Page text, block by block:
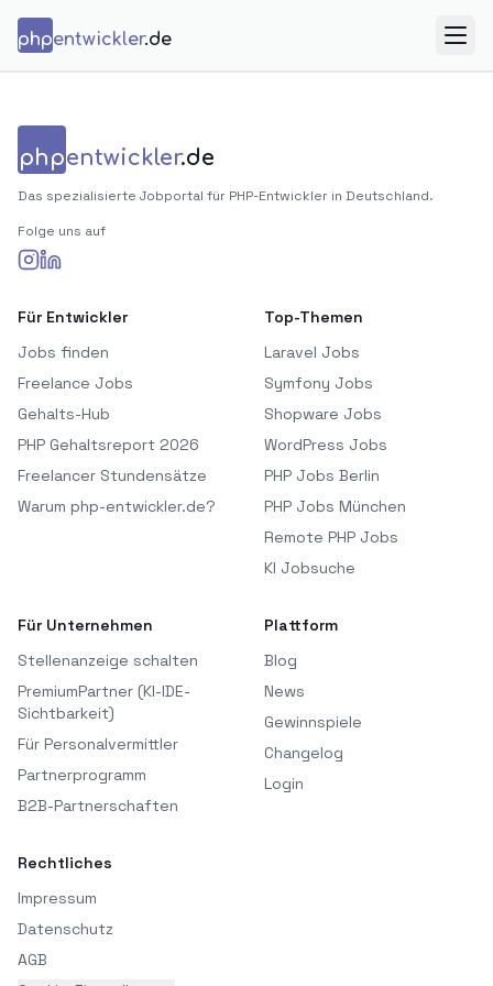
phpentwickler.de
phpentwickler.de
Das spezialisierte Jobportal für PHP-Entwickler in Deutschland.
Folge uns auf
Für Entwickler
Jobs finden
Freelance Jobs
Gehalts-Hub
PHP Gehaltsreport 2026
Freelancer Stundensätze
Warum php-entwickler.de?
Top-Themen
Laravel Jobs
Symfony Jobs
Shopware Jobs
WordPress Jobs
PHP Jobs Berlin
PHP Jobs München
Remote PHP Jobs
KI Jobsuche
Für Unternehmen
Stellenanzeige schalten
PremiumPartner (KI-IDE-
Sichtbarkeit)
Für Personalvermittler
Partnerprogramm
B2B-Partnerschaften
Plattform
Blog
News
Gewinnspiele
Changelog
Login
Rechtliches
Impressum
Datenschutz
AGB